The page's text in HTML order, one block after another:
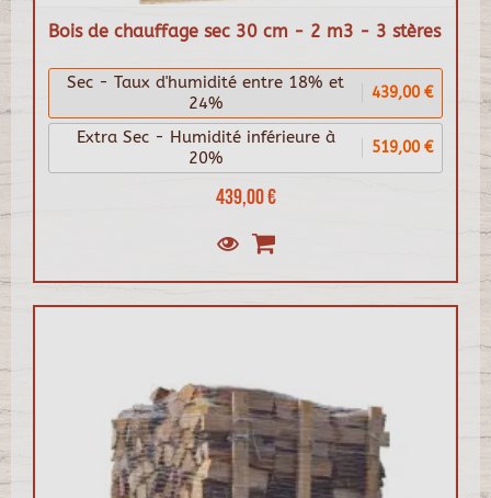
Bois de chauffage sec 30 cm - 2 m3 - 3 stères
439,00 €
Sec - Taux d'humidité entre 18% et
24%
439,00 €
Extra Sec - Humidité inférieure à
20%
519,00 €